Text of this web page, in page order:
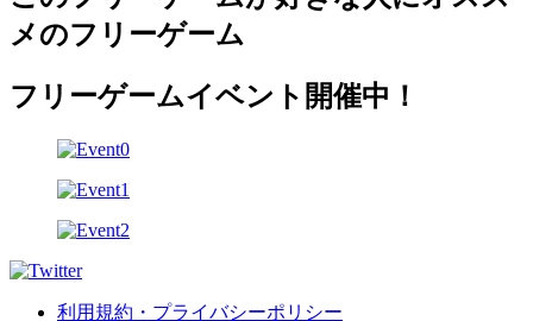
メのフリーゲーム
フリーゲームイベント開催中！
利用規約・プライバシーポリシー